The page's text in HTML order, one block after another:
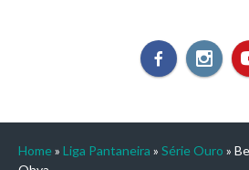
Home » Liga Pantaneira » Série Ouro »